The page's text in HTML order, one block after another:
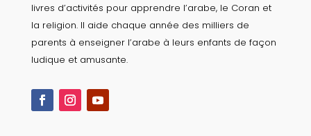
livres d’activités pour apprendre l’arabe, le Coran et
la religion. Il aide chaque année des milliers de
parents à enseigner l’arabe à leurs enfants de façon
ludique et amusante.